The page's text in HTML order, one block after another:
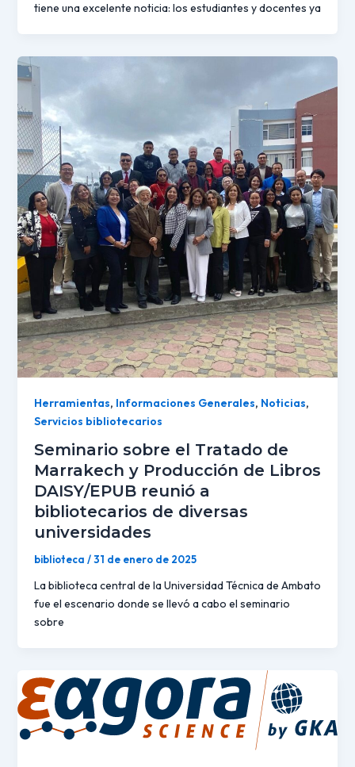
tiene una excelente noticia: los estudiantes y docentes ya
Herramientas, Informaciones Generales, Noticias,
Servicios bibliotecarios
Seminario sobre el Tratado de
Marrakech y Producción de Libros
DAISY/EPUB reunió a
bibliotecarios de diversas
universidades
biblioteca /31 de enero de 2025
La biblioteca central de la Universidad Técnica de Ambato
fue el escenario donde se llevó a cabo el seminario
sobre